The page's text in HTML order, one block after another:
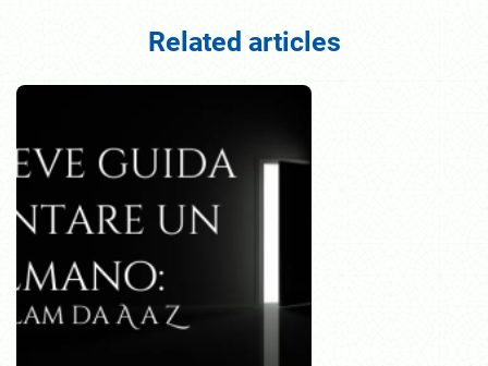
Related articles